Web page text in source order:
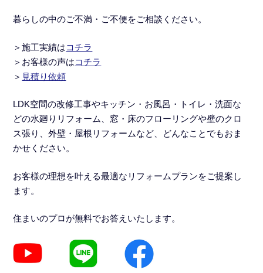
暮らしの中のご不満・ご不便をご相談ください。
＞施工実績はコチラ
＞ お客様の声はコチラ
＞ 見積り依頼
LDK空間の改修工事やキッチン・お風呂・トイレ・洗面な
どの水廻りリフォーム
、窓・床のフローリングや壁のクロ
ス張り、外壁・屋根リフォームなど、どんなことでもおま
かせください。
お客様の理想を叶える最適なリフォームプランをご提案し
ます。
住まいのプロが無料でお答えいたします。